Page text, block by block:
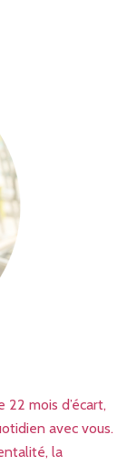
mois d’écart,
avec vous.
la